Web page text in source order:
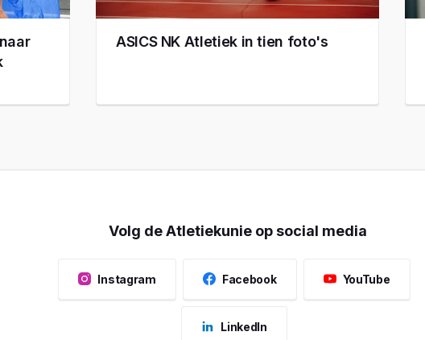
ASICS NK Atletiek in tien foto's
Volg de Atletiekunie op social media
Instagram Facebook YouTube
LinkedIn